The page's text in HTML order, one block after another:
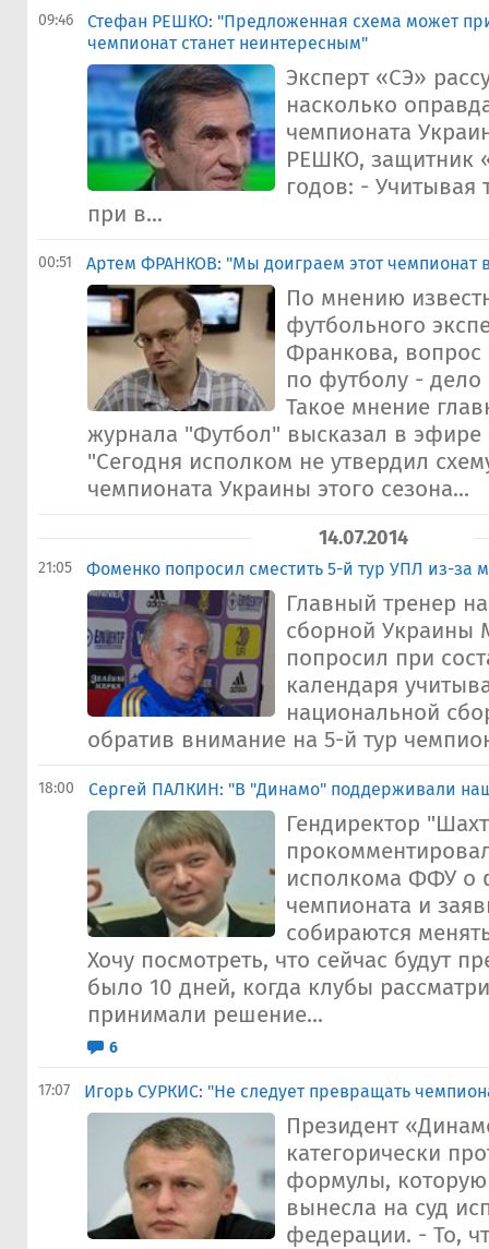
09:46
Стефан РЕШКО: "Предложенная схема может
чемпионат станет неинтересным"
Эксперт «СЭ»
насколько
чемпионата
РЕШКО, защитник
годов: - Учитывая
при в...
00:51 Артем ФРАНКОВ: "Мы доиграем этот чемпионат
По мнению
футбольного
Франкова,
по футболу - дело
Такое мнение
журнала "Футбол" высказал в эфире
"Сегодня исполком не утвердил
чемпионата Украины этого сезона...
14.07.2014
21:05 Фоменко попросил сместить 5-й тур УПЛ из-за
Главный тренер
сборной Украины
попросил при
календаря
национальной
обратив внимание на 5-й тур
18:00 Сергей ПАЛКИН: "В "Динамо" поддерживали
Гендиректор
исполкома ФФУ о
чемпионата и
собираются
Хочу посмотреть, что сейчас будут
было 10 дней, когда клубы
принимали решение...
6
17:07 Игорь СУРКИС: "Не следует превращать
Президент
категорически
формулы,
вынесла на суд
федерации. - То,